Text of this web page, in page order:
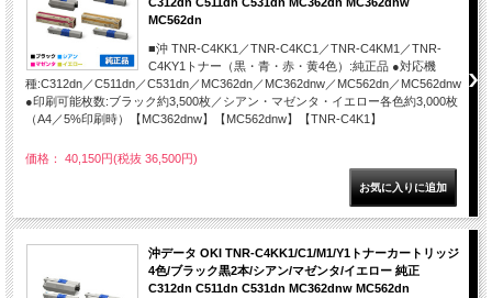
MC562dn
■沖 TNR-C4KK1／TNR-C4KC1／TNR-C4KM1／TNR-
C4KY1トナー（黒・青・赤・黄4色）:純正品 ●対応機
種:C312dn／C511dn／C531dn／MC362dn／MC362dnw／MC562dn／MC562dnw
●印刷可能枚数:ブラック約3,500枚／シアン・マゼンタ・イエロー各色約3,000枚
（A4／5%印刷時）【MC362dnw】【MC562dnw】【TNR-C4K1】
価格： 40,150円(税抜 36,500円)
沖データ OKI TNR-C4KK1/C1/M1/Y1トナーカートリッジ
4色/ブラック黒2本/シアン/マゼンタ/イエロー 純正
C312dn C511dn C531dn MC362dnw MC562dn